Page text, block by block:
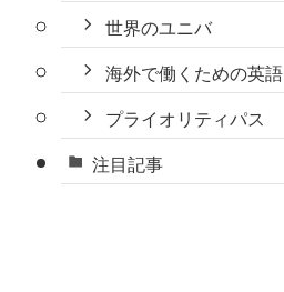
世界のユニバ
海外で働くための英語
プライオリティパス
注目記事